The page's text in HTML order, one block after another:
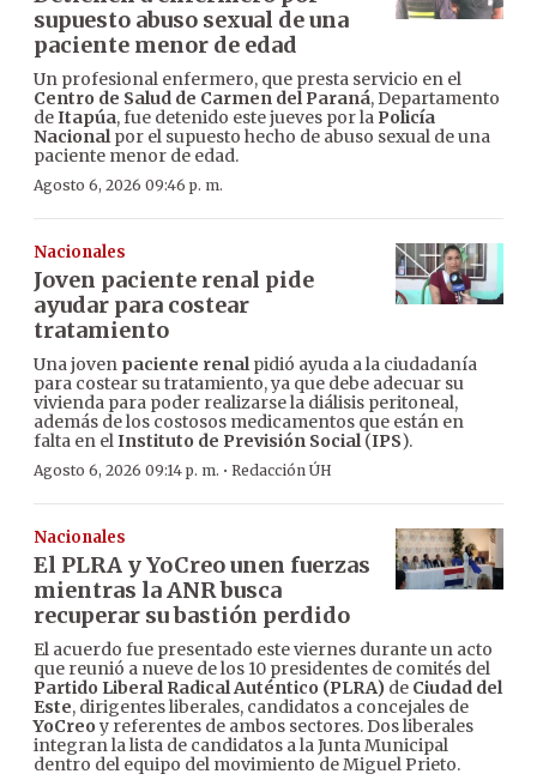
supuesto abuso sexual de una
paciente menor de edad
Un profesional enfermero, que presta servicio en el
Centro de Salud de Carmen del Paraná, Departamento
deItapúa, fue detenido este jueves por la Policía
Nacionalpor el supuesto hecho de abuso sexual de una
paciente menor de edad.
Agosto 6, 2026 09:46 p. m.
Nacionales
Joven paciente renal pide
ayudar para costear
tratamiento
Una joven paciente renalpidió ayuda a la ciudadanía
para costear su tratamiento, ya que debe adecuar su
vivienda para poder realizarse la diálisis peritoneal,
además de los costosos medicamentos que están en
falta en elInstituto de Previsión Social(IPS).
Agosto 6, 2026 09:14 p. m. · Redacción ÚH
Nacionales
El PLRA y YoCreo unen fuerzas
mientras la ANR busca
recuperar su bastión perdido
El acuerdo fue presentado este viernes durante un acto
que reunió a nueve de los 10 presidentes de comités del
Partido Liberal Radical Auténtico (PLRA) de Ciudad del
Este, dirigentes liberales, candidatos a concejales de
YoCreo y referentes de ambos sectores. Dos liberales
integran la lista de candidatos a la Junta Municipal
dentro del equipo del movimiento de Miguel Prieto.